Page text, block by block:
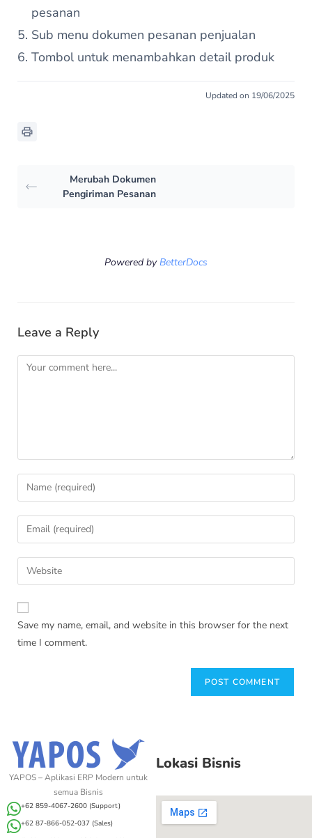
pesanan
Sub menu dokumen pesanan penjualan
Tombol untuk menambahkan detail produk
Updated on 19/06/2025
Merubah Dokumen
Pengiriman Pesanan
Powered byBetterDocs
Leave a Reply
Save my name, email, and website in this browser for the next
time I comment.
YAPOS – Aplikasi ERP Modern untuk
semua Bisnis
+62 859-4067-2600 (Support)
+62 87-866-052-037 (Sales)
Lokasi Bisnis